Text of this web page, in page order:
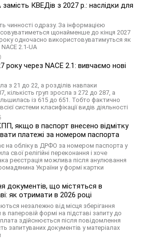
КВЕДів з 2027 р.: наслідки для
чинності одразу. За інформацією
щонайменше до кінця 2027
одночасно використовуватимуться як
2.1-UA
року через NACE 2.1: вивчаємо нові
з 21 до 22, а розділів навпаки
кількість груп зросла з 272 до 287, а
із 615 до 651. Тобто фактично
системи класифікації видів діяльності
якщо в паспорт внесено відмітку
платежі за номером паспорта
на обліку в ДРФО за номером паспорта у
свої релігійні переконання і хоче
реєстрація можлива після анулювання
України у формі картки
документів, що містяться в
як отримати в 2026 році
незалежно від місця зберігання
в паперовій формі на підставі запиту до
здійснюється після повідомлення
запитуваних документів у матеріалах